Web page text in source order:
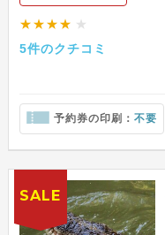
★★★★ ★
5件のクチコミ
予約券の印刷： 不要
SALE